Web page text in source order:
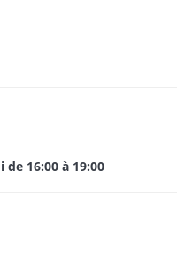
de 16:00 à 19:00